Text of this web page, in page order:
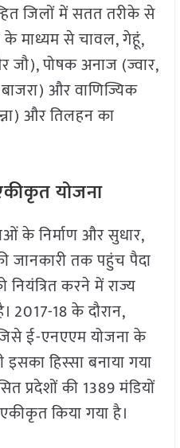
जिलों में सतत तरीके से
के माध्यम से चावल, गेहूं,
जौ), पोषक अनाज (ज्वार,
और वाणिज्यिक
और तिलहन का
योजना
के निर्माण और सुधार,
जानकारी तक पहुंच पैदा
करने में राज्य
2017-18 के दौरान,
जिसे ई-एनएएम योजना के
हिस्सा बनाया गया
प्रदेशों की 1389 मंडियों
किया गया है।